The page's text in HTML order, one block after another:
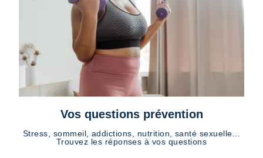
Vos questions prévention
Stress, sommeil, addictions, nutrition, santé sexuelle...
Trouvez les réponses à vos questions